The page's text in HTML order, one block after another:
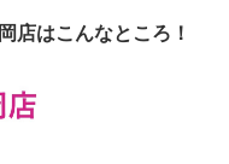
店はこんなところ！